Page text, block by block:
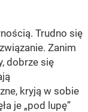
Trudno się
Zanim
dobrze się
kryją w sobie
je „pod lupę”